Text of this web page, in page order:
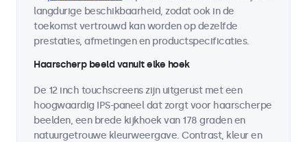
langdurige beschikbaarheid, zodat ook in de
toekomst vertrouwd kan worden op dezelfde
prestaties, afmetingen en productspecificaties.
Haarscherp beeld vanuit elke hoek
De 12 inch touchscreens zijn uitgerust met een
hoogwaardig IPS-paneel dat zorgt voor haarscherpe
beelden, een brede kijkhoek van 178 graden en
natuurgetrouwe kleurweergave. Contrast, kleur en